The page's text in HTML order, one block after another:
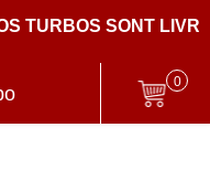
SONT
0